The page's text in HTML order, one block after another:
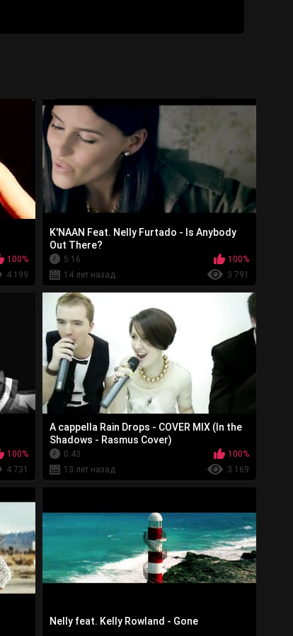
100%
4 199
K'NAAN Feat. Nelly Furtado - Is Anybody
Out There?
5:16
100%
14 лет назад
3 791
100%
4 731
A cappella Rain Drops - COVER MIX (In the
Shadows - Rasmus Cover)
0:43
100%
13 лет назад
3 169
Nelly feat. Kelly Rowland - Gone